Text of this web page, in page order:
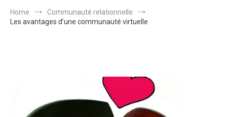
Home
Communauté relationnelle
Les avantages d’une communauté virtuelle